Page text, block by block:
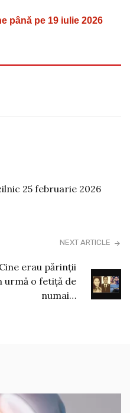
până pe 19 iulie 2026
25 februarie 2026
NEXT ARTICLE
erau părinții
urmă o fetiță de
numai…